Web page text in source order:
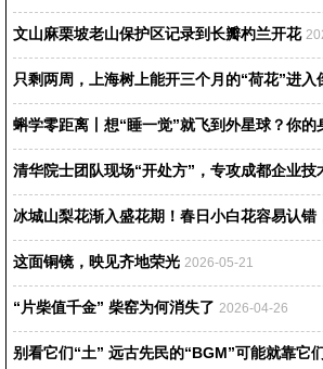
文山麻栗坡老山保护区记录到长瓣杓兰开花
只剩两周，上海树上能开三个月的“荷花”进入
蝌学零距离丨想“睡一觉”就飞到外星球？你的
清华院士团队现场“开处方”，专攻成都企业技
冰城山梨花渐入盛花期！春日小白花容易认错
这面铜镜，映见齐地荣光 2026-05-21
“片柴值千金” 柴窑为何消失了 2026-04-26
别看它们“土” 远古先民的“BGM”可能就靠它